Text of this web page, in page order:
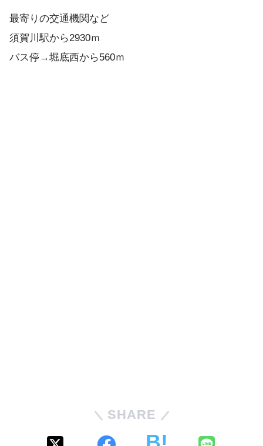
最寄りの交通機関など
須賀川駅から2930ｍ
バス停→堀底西から560ｍ
SHARE